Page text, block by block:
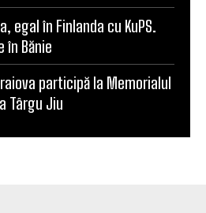
egal în Finlanda cu KuPS.
în Bănie
participă la Memorialul
Târgu Jiu